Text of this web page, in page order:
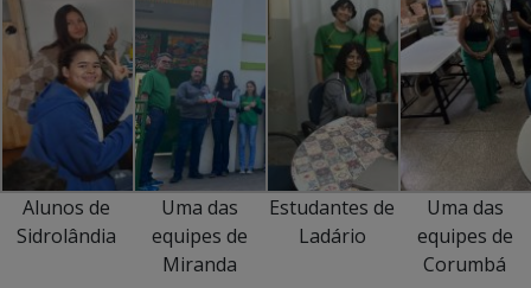
Alunos de
Sidrolândia
Uma das
equipes de
Miranda
Estudantes de
Ladário
Uma das
equipes de
Corumbá